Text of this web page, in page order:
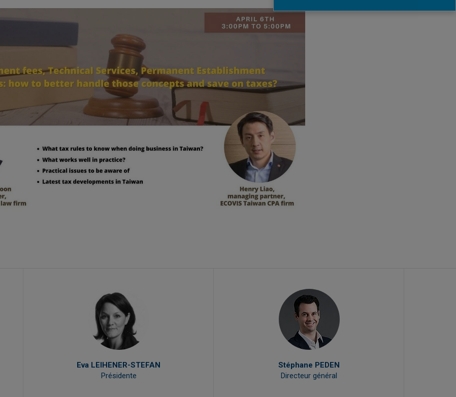
Eva LEIHENER-STEFAN
Présidente
Stéphane PEDEN
Directeur général